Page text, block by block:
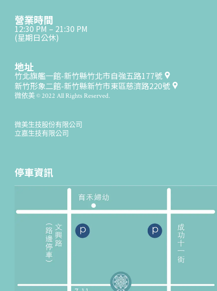
營業時間
12:30 PM – 21:30 PM
(星期日公休)
地址
竹北旗艦一館-新竹縣竹北市自強五路177號
新竹形象二館-新竹縣新竹市東區慈濟路220號
微依美 © 2022 All Rights Reserved.
微美生技股份有限公司
立嘉生技有限公司
停車資訊